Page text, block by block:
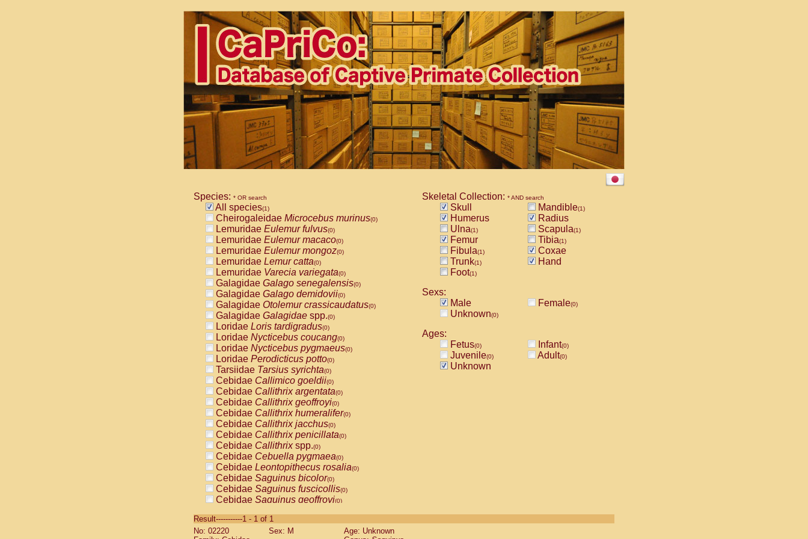
Species: * OR search
All species(1)
Cheirogaleidae Microcebus murinus(0)
Lemuridae Eulemur fulvus(0)
Lemuridae Eulemur macaco(0)
Lemuridae Eulemur mongoz(0)
Lemuridae Lemur catta(0)
Lemuridae Varecia variegata(0)
Galagidae Galago senegalensis(0)
Galagidae Galago demidovii(0)
Galagidae Otolemur crassicaudatus(0)
Galagidae Galagidae spp.(0)
Loridae Loris tardigradus(0)
Loridae Nycticebus coucang(0)
Loridae Nycticebus pygmaeus(0)
Loridae Perodicticus potto(0)
Tarsiidae Tarsius syrichta(0)
Cebidae Callimico goeldii(0)
Cebidae Callithrix argentata(0)
Cebidae Callithrix geoffroyi(0)
Cebidae Callithrix humeralifer(0)
Cebidae Callithrix jacchus(0)
Cebidae Callithrix penicillata(0)
Cebidae Callithrixspp.(0)
Cebidae Cebuella pygmaea(0)
Cebidae Leontopithecus rosalia(0)
Cebidae Saguinus bicolor(0)
Cebidae Saguinus fuscicollis(0)
Cebidae Saguinus geoffroyi(0)
CebidaeSaguinus labiatus(0)
Cebidae Saguinus leucopus (0)
Skeletal Collection: * AND search
Skull Mandible(1)
Humerus
Radius
Ulna(1) Scapula(1)
Femur Tibia(1)
Fibula(1)
Coxae
Trunk(1)
Hand
Foot(1)
Sexs:
Male
Female(0)
Unknown(0)
Ages:
Fetus(0) Infant(0)
Juvenile(0) Adult(0)
Unknown
Result-----------1 - 1 of 1
No: 02220
Sex: M
Age: Unknown